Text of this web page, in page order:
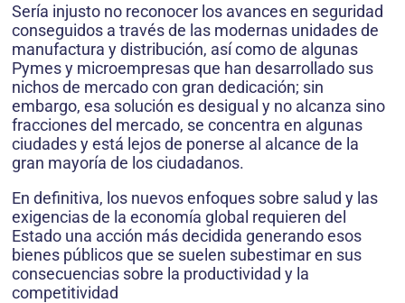
Sería injusto no reconocer los avances en seguridad
conseguidos a través de las modernas unidades de
manufactura y distribución, así como de algunas
Pymes y microempresas que han desarrollado sus
nichos de mercado con gran dedicación; sin
embargo, esa solución es desigual y no alcanza sino
fracciones del mercado, se concentra en algunas
ciudades y está lejos de ponerse al alcance de la
gran mayoría de los ciudadanos.
En definitiva, los nuevos enfoques sobre salud y las
exigencias de la economía global requieren del
Estado una acción más decidida generando esos
bienes públicos que se suelen subestimar en sus
consecuencias sobre la productividad y la
competitividad